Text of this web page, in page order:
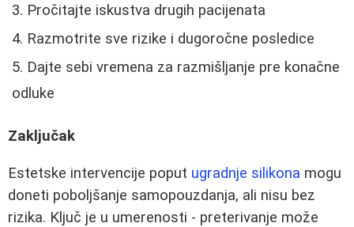
Pročitajte iskustva drugih pacijenata
Razmotrite sve rizike i dugoročne posledice
Dajte sebi vremena za razmišljanje pre konačne
odluke
Zaključak
Estetske intervencije poput ugradnje silikona mogu
doneti poboljšanje samopouzdanja, ali nisu bez
rizika. Ključ je u umerenosti - preterivanje može